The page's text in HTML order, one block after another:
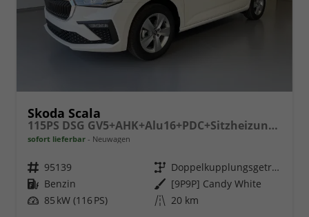
Skoda Scala
115PS DSG GV5+AHK+Alu16+PDC+Sitzheizung+App-Connect
sofort lieferbar Neuwagen
Fahrzeugnr. 95139 Getriebe
Doppelkupplungsgetriebe (DSG)
Kraftstoff Benzin Außenfarbe [9P9P] Candy White
Leistung 85 kW (116 PS) Kilometerstand 20 km